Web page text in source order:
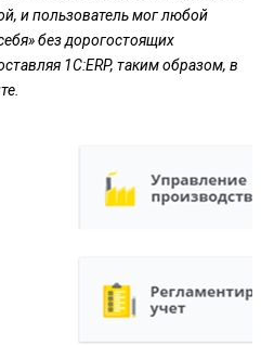
и пользователь мог любой
без дорогостоящих
1С:ERP, таким образом, в